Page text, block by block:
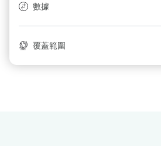
數據
覆蓋範圍